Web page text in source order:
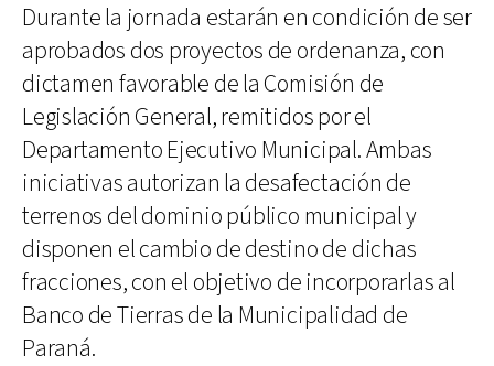
Durante la jornada estarán en condición de ser
aprobados dos proyectos de ordenanza, con
dictamen favorable de la Comisión de
Legislación General, remitidos por el
Departamento Ejecutivo Municipal. Ambas
iniciativas autorizan la desafectación de
terrenos del dominio público municipal y
disponen el cambio de destino de dichas
fracciones, con el objetivo de incorporarlas al
Banco de Tierras de la Municipalidad de
Paraná.